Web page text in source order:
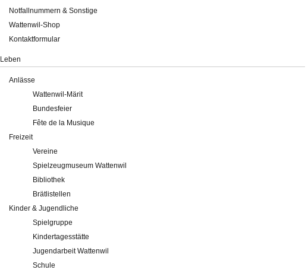
Notfallnummern & Sonstige
Wattenwil-Shop
Kontaktformular
Leben
Anlässe
Wattenwil-Märit
Bundesfeier
Fête de la Musique
Freizeit
Vereine
Spielzeugmuseum Wattenwil
Bibliothek
Brätlistellen
Kinder & Jugendliche
Spielgruppe
Kindertagesstätte
Jugendarbeit Wattenwil
Schule